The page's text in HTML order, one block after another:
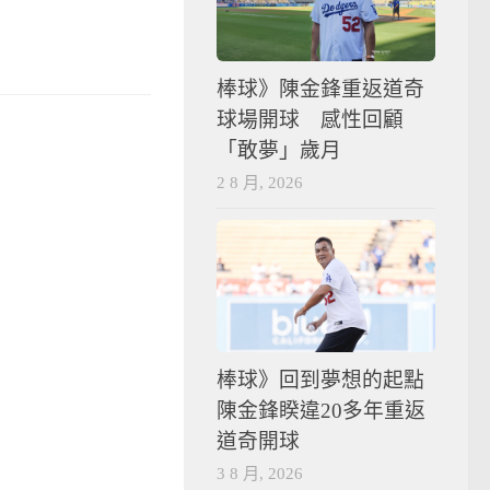
棒球》陳金鋒重返道奇
球場開球 感性回顧
「敢夢」歲月
2 8 月, 2026
棒球》回到夢想的起點
陳金鋒睽違20多年重返
道奇開球
3 8 月, 2026